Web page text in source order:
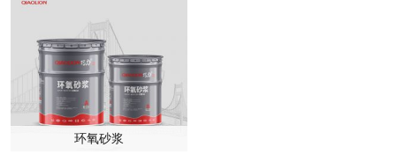
环氧砂浆